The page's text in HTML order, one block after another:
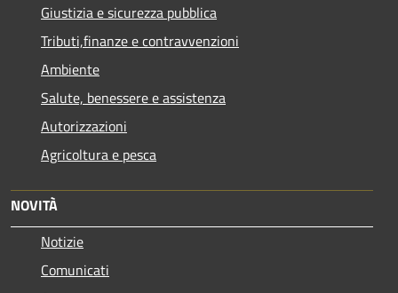
Giustizia e sicurezza pubblica
Tributi,finanze e contravvenzioni
Ambiente
Salute, benessere e assistenza
Autorizzazioni
Agricoltura e pesca
NOVITÀ
Notizie
Comunicati